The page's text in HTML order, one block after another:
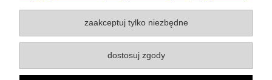
Pomoc w zakupach
Popularne kategorie
zaakceptuj tylko niezbędne
dostosuj zgody